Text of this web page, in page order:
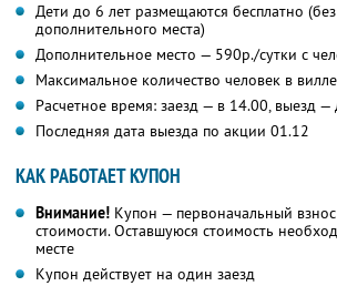
Дети до 6 лет размещаются бесплатно
дополнительного места)
Дополнительное место — 590р./сутки с
Максимальное количество человек в
Расчетное время: заезд — в 14.00, выезд
Последняя дата выезда по акции 01.12
КАК РАБОТАЕТ КУПОН
Внимание! Купон — первоначальный
стоимости. Оставшуюся стоимость
месте
Купон действует на один заезд